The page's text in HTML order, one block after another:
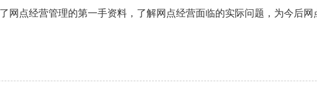
网点经营管理的第一手资料，了解网点经营面临的实际问题，为今后